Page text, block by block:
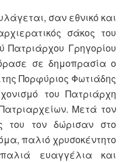
σαν εθνικό και
σάκος του
Πατριάρχου Γρηγορίου
σε δημοπρασία ο
Πορφύριος Φωτιάδης
του Πατριάρχη
Μετά τον
του τον δώρισαν στο
παλιό χρυσοκέντητο
ευαγγέλια και